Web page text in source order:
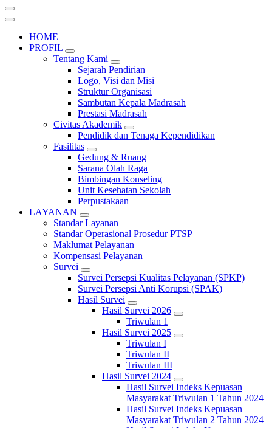
HOME
PROFIL
Tentang Kami
Sejarah Pendirian
Logo, Visi dan Misi
Struktur Organisasi
Sambutan Kepala Madrasah
Prestasi Madrasah
Civitas Akademik
Pendidik dan Tenaga Kependidikan
Fasilitas
Gedung & Ruang
Sarana Olah Raga
Bimbingan Konseling
Unit Kesehatan Sekolah
Perpustakaan
LAYANAN
Standar Layanan
Standar Operasional Prosedur PTSP
Maklumat Pelayanan
Kompensasi Pelayanan
Survei
Survei Persepsi Kualitas Pelayanan (SPKP)
Survei Persepsi Anti Korupsi (SPAK)
Hasil Survei
Hasil Survei 2026
Triwulan 1
Hasil Survei 2025
Triwulan I
Triwulan II
Triwulan III
Hasil Survei 2024
Hasil Survei Indeks Kepuasan
Masyarakat Triwulan 1 Tahun 2024
Hasil Survei Indeks Kepuasan
Masyarakat Triwulan 2 Tahun 2024